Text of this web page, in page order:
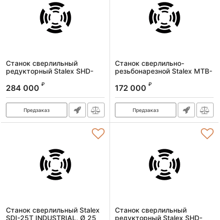
Станок сверлильный
редукторный Stalex SHD-
столом,Ø32 мм, СОЖ, 380В
Артикул: 102417
284 000 ₽
Предзаказ
Станок сверлильно-
резьбонарезной Stalex MTB-
автоподачей, 1,1 кВт, 380В,
Артикул: MTB-25PF
172 000 ₽
Предзаказ
Станок сверлильный Stalex
SDI-25T INDUSTRIAL, Ø 25
Станок сверлильный
редукторный Stalex SHD-